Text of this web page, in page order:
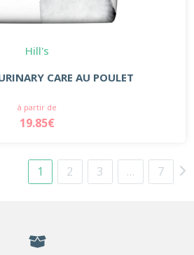
Hill's
CARE AU POULET
à partir de
19.85€
1 2 3 … 7